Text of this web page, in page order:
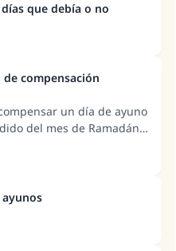
que debía o no
compensación
un día de ayuno
del mes de Ramadán
una excusa válida (como